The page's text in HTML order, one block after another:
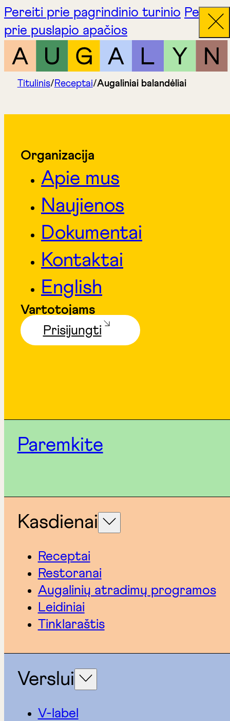
Pereiti prie pagrindinio turinio Pereiti
prie puslapio apačios
Titulinis/Receptai/Augaliniai balandėliai
Organizacija
Apie mus
Naujienos
Dokumentai
Kontaktai
English
Vartotojams
Prisijungti
Paremkite
Kasdienai
Receptai
Restoranai
Augalinių atradimų programos
Leidiniai
Tinklaraštis
Verslui
V-label